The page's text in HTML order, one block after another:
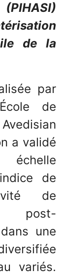
de la
par
École de
a validé
de
de
post-
une
variés.